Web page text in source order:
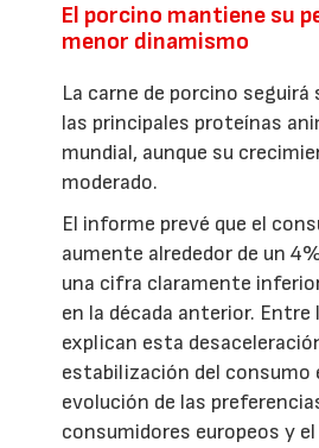
El porcino mantiene su
menor dinamismo
La carne de porcino seguirá
las principales proteínas
mundial, aunque su
moderado.
El informe prevé que el
aumente alrededor de un
una cifra claramente
en la década anterior.
explican esta
estabilización del consumo
evolución de las
consumidores europeos y